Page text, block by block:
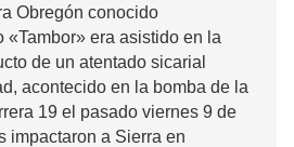
Obregón conocido
«Tambor» era asistido en la
de un atentado sicarial
acontecido en la bomba de la
19 el pasado viernes 9 de
impactaron a Sierra en